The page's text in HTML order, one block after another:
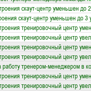
скаут-центр уменьшен до
скаут-центр уменьшен до 3
тренировочный центр
тренировочный центр
тренировочный центр
тренировочный центр
работу тренером-менеджером в
тренировочный центр
тренировочный центр